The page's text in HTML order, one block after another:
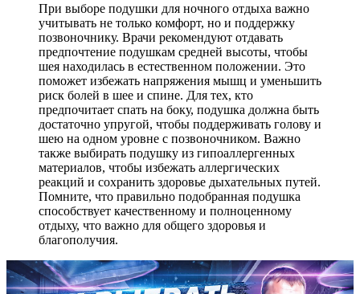
При выборе подушки для ночного отдыха важно
учитывать не только комфорт, но и поддержку
позвоночнику. Врачи рекомендуют отдавать
предпочтение подушкам средней высоты, чтобы
шея находилась в естественном положении. Это
поможет избежать напряжения мышц и уменьшить
риск болей в шее и спине. Для тех, кто
предпочитает спать на боку, подушка должна быть
достаточно упругой, чтобы поддерживать голову и
шею на одном уровне с позвоночником. Важно
также выбирать подушку из гипоаллергенных
материалов, чтобы избежать аллергических
реакций и сохранить здоровье дыхательных путей.
Помните, что правильно подобранная подушка
способствует качественному и полноценному
отдыху, что важно для общего здоровья и
благополучия.